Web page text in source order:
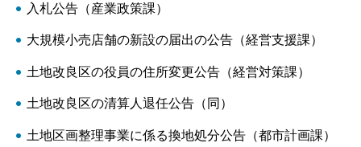
入札公告（産業政策課）
大規模小売店舗の新設の届出の公告（経営支援課）
土地改良区の役員の住所変更公告（経営対策課）
土地改良区の清算人退任公告（同）
土地区画整理事業に係る換地処分公告（都市計画課）